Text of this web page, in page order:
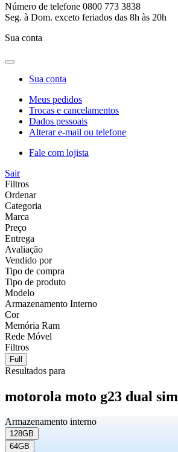
Número de telefone 0800 773 3838
Seg. à Dom. exceto feriados das 8h às 20h
Sua conta
Sua conta
Meus pedidos
Trocas e cancelamentos
Dados pessoais
Alterar e-mail ou telefone
Fale com lojista
Sair
Filtros
Ordenar
Categoria
Marca
Preço
Entrega
Avaliação
Vendido por
Tipo de compra
Tipo de produto
Modelo
Armazenamento Interno
Cor
Memória Ram
Rede Móvel
Filtros
Full
Resultados para
motorola moto g23 dual sim
Armazenamento interno
128GB
64GB